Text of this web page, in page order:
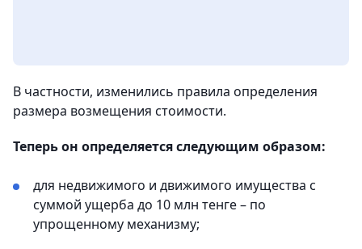
В частности, изменились правила определения
размера возмещения стоимости.
Теперь он определяется следующим образом:
для недвижимого и движимого имущества с
суммой ущерба до 10 млн тенге – по
упрощенному механизму;